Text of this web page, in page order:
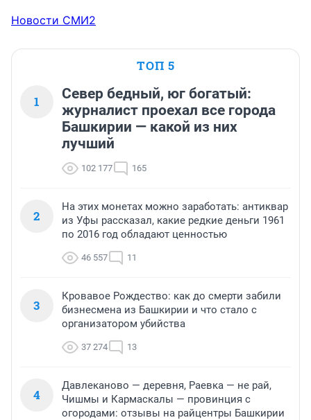
Новости СМИ2
ТОП 5
1
Север бедный, юг богатый:
журналист проехал все города
Башкирии — какой из них
лучший
102 177 165
2
На этих монетах можно заработать: антиквар
из Уфы рассказал, какие редкие деньги 1961
по 2016 год обладают ценностью
46 557 11
3
Кровавое Рождество: как до смерти забили
бизнесмена из Башкирии и что стало с
организатором убийства
37 274 13
4
Давлеканово — деревня, Раевка — не рай,
Чишмы и Кармаскалы — провинция с
огородами: отзывы на райцентры Башкирии